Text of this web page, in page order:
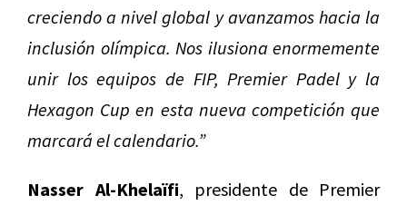
creciendo a nivel global y avanzamos hacia la
inclusión olímpica. Nos ilusiona enormemente
unir los equipos de FIP, Premier Padel y la
Hexagon Cup en esta nueva competición que
marcará el calendario.”
Nasser Al-Khelaïfi, presidente de Premier